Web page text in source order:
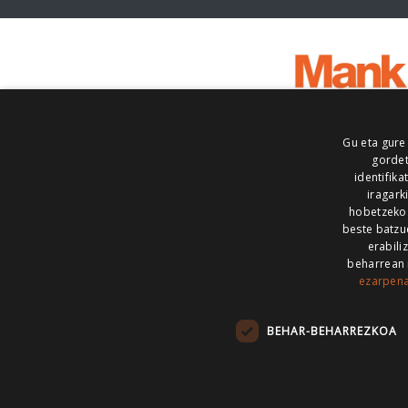
ALEA
MAILOPE NOAUA
Gu eta
hobetzeko.
beste
beharrean
BEHAR-BEHARREZKOA